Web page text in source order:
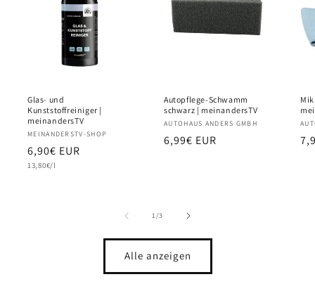
Glas- und
Kunststoffreiniger |
meinandersTV
Anbieter:
MEINANDERSTV-SHOP
Normaler
Preis
6,90€ EUR
Grundpreis
13,80€/l
Autopflege-Schwamm
schwarz | meinandersTV
Anbieter:
AUTOHAUS ANDERS GMBH
Normaler
6,99€ EUR
1/von
3
Alle anzeigen